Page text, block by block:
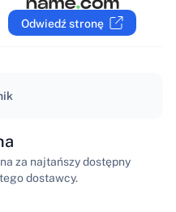
Odwiedź stronę
za najtańszy dostępny
dostawcy.